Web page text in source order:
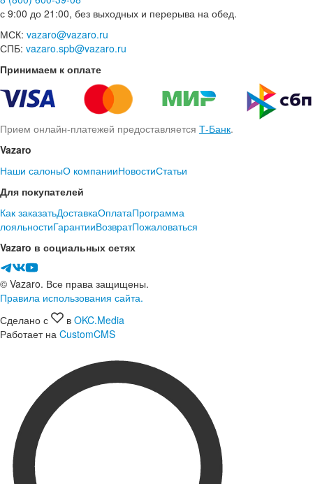
с 9:00 до 21:00, без выходных и перерыва на обед.
МСК: vazaro@vazaro.ru
СПБ: vazaro.spb@vazaro.ru
Принимаем к оплате
Прием онлайн-платежей предоставляется Т-Банк.
Vazaro
Наши салоныО компанииНовостиСтатьи
Для покупателей
Как заказатьДоставкаОплатаПрограмма
лояльностиГарантииВозвратПожаловаться
Vazaro в социальных сетях
© Vazaro. Все права защищены.
Правила использования сайта.
Сделано с
в OKC.Media
Работает на CustomCMS